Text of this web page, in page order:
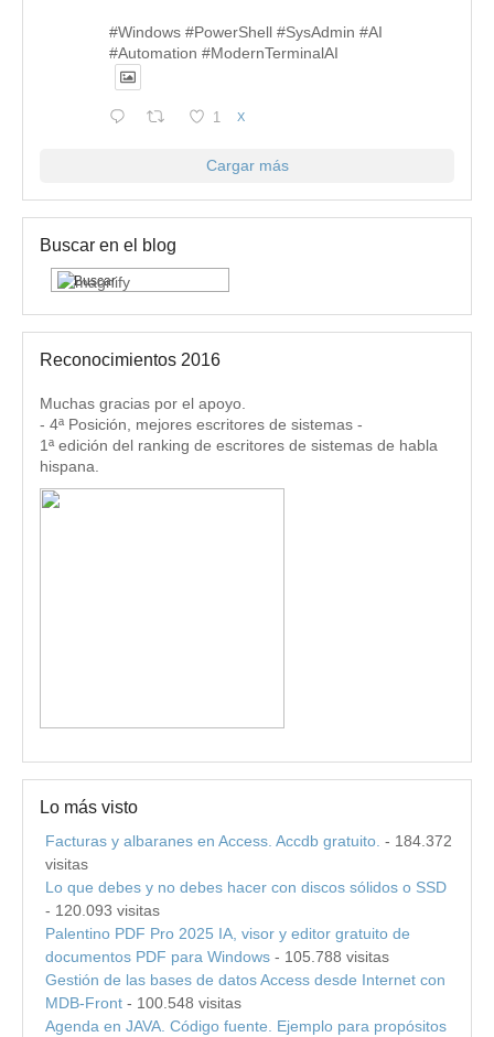
#Windows #PowerShell #SysAdmin #AI
#Automation #ModernTerminalAI
1 X
Cargar más
Buscar en el blog
Reconocimientos 2016
Muchas gracias por el apoyo.
- 4ª Posición, mejores escritores de sistemas -
1ª edición del ranking de escritores de sistemas de habla
hispana.
Lo más visto
Facturas y albaranes en Access. Accdb gratuito. - 184.372
visitas
Lo que debes y no debes hacer con discos sólidos o SSD
- 120.093 visitas
Palentino PDF Pro 2025 IA, visor y editor gratuito de
documentos PDF para Windows - 105.788 visitas
Gestión de las bases de datos Access desde Internet con
MDB-Front - 100.548 visitas
Agenda en JAVA. Código fuente. Ejemplo para propósitos